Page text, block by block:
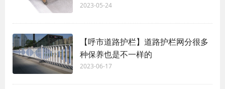
2023-05-24
【呼市道路护栏】道路护栏网分很多
种保养也是不一样的
2023-06-17